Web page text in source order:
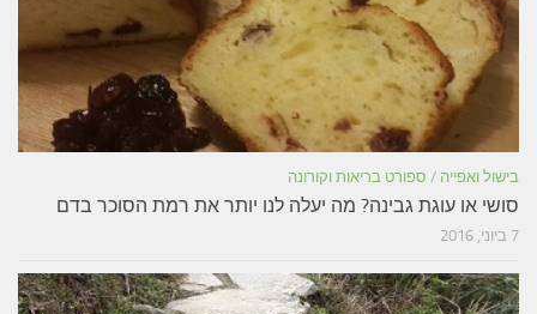
בישול ואפייה / ספורט בריאות וקורונה
סושי או עוגת גבינה? מה יעלה לנו יותר את רמת הסוכר בדם
7 ביוני, 2016